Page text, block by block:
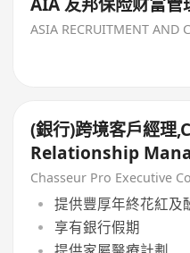
AIA 友邦保险财富管
(銀行)跨境客戶經理
Relationship
50k+)
Chasseur Pro Executive
提供豐厚年終花紅及
享有銀行假期